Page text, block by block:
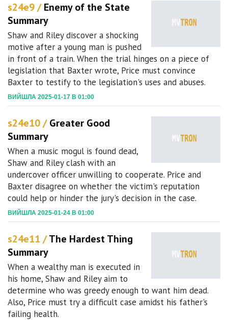
s24e9 /Enemy of the State
Summary
Shaw and Riley discover a shocking
motive after a young man is pushed
in front of a train. When the trial hinges on a piece of
legislation that Baxter wrote, Price must convince
Baxter to testify to the legislation's uses and abuses.
ВИЙШЛА 2025-01-17 В 01:00
s24e10 /Greater Good
Summary
When a music mogul is found dead,
Shaw and Riley clash with an
undercover officer unwilling to cooperate. Price and
Baxter disagree on whether the victim's reputation
could help or hinder the jury's decision in the case.
ВИЙШЛА 2025-01-24 В 01:00
s24e11 /The Hardest Thing
Summary
When a wealthy man is executed in
his home, Shaw and Riley aim to
determine who was greedy enough to want him dead.
Also, Price must try a difficult case amidst his father's
failing health.